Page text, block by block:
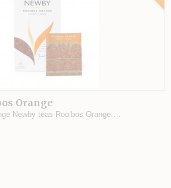
Orange
Newby teas Rooibos Orange.…